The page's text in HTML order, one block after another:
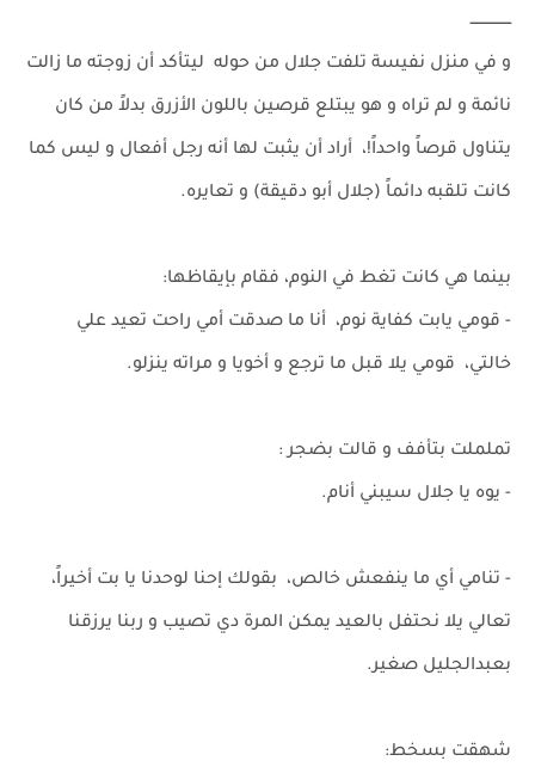
ـــــــــــــــــ
و في منزل نفيسة تلفت جلال من حوله ليتأكد أن زوجته ما زالت
نائمة و لم تراه و هو يبتلع قرصين باللون الأزرق بدلاً من كان
يتناول قرصاً واحداً!، أراد أن يثبت لها أنه رجل أفعال و ليس كما
كانت تلقبه دائماً (جلال أبو دقيقة) و تعايره.
بينما هي كانت تغط في النوم، فقام بإيقاظها:
- قومي يابت كفاية نوم، أنا ما صدقت أمي راحت تعيد علي
خالتي، قومي يلا قبل ما ترجع و أخويا و مراته ينزلو.
تململت بتأفف و قالت بضجر :
- يوه يا جلال سيبني أنام.
- تنامي أي ما ينفعش خالص، بقولك إحنا لوحدنا يا بت أخيراً،
تعالي يلا نحتفل بالعيد يمكن المرة دي تصيب و ربنا يرزقنا
بعبدالجليل صغير.
شهقت بسخط: